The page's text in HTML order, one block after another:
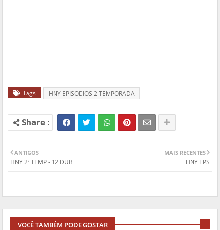
Tags HNY EPISODIOS 2 TEMPORADA
MAIS RECENTES
HNY EPS
ANTIGOS
HNY 2ª TEMP - 12 DUB
VOCÊ TAMBÉM PODE GOSTAR